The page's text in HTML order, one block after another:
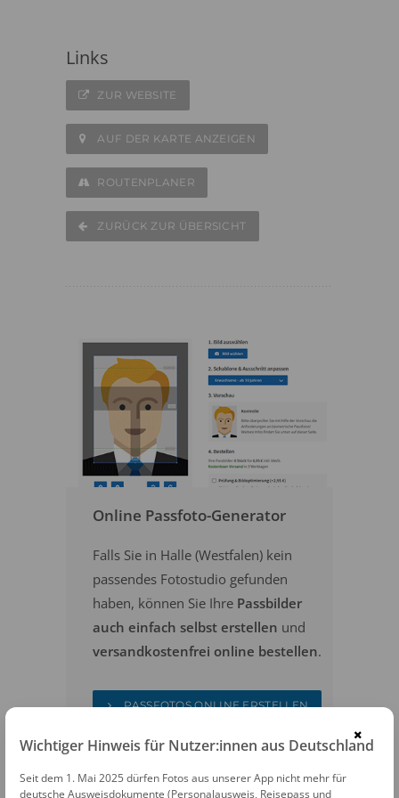
Links
ZUR WEBSITE
AUF DER KARTE ANZEIGEN
ROUTENPLANER
ZURÜCK ZUR ÜBERSICHT
Online Passfoto-Generator
Falls Sie in Halle (Westfalen) kein
passendes Fotostudio gefunden
haben, können Sie Ihre Passbilder
auch einfach selbst erstellen und
versandkostenfrei online bestellen.
PASSFOTOS ONLINE ERSTELLEN
×
Wichtiger Hinweis für Nutzer:innen aus Deutschland
Seit dem 1. Mai 2025 dürfen Fotos aus unserer App nicht mehr für
deutsche Ausweisdokumente (Personalausweis, Reisepass und